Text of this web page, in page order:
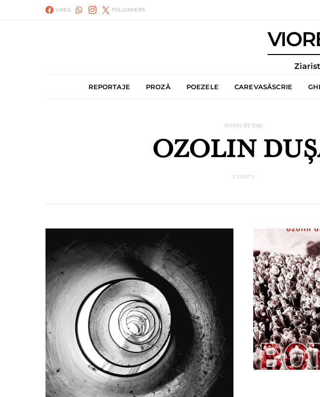
LIKES FOLLOWERS
REPORTAJE PROZĂ POEZELE CAREVASĂSCRIE
POSTS BY TAG
OZOLIN
2 POSTS